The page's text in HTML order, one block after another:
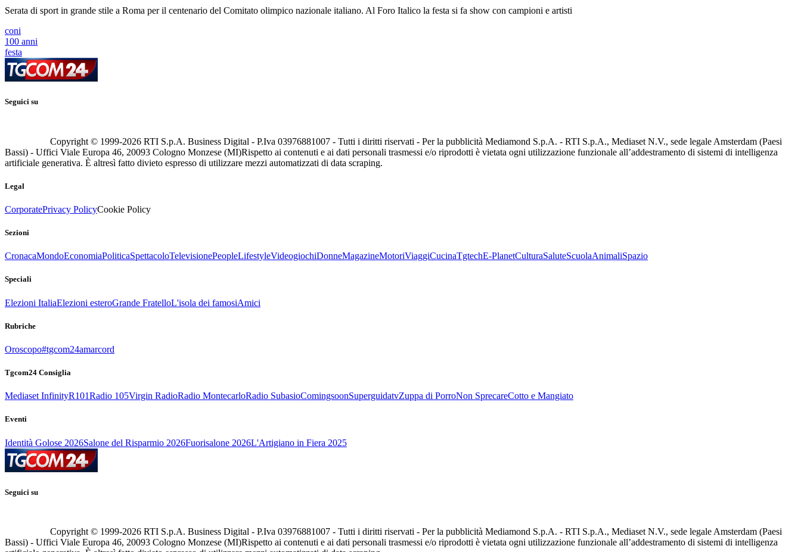
Serata di sport in grande stile a Roma per il centenario del Comitato olimpico nazionale italiano. Al Foro Italico la festa si fa show con campioni e artisti
coni
100 anni
festa
Seguici su
Copyright © 1999-2026 RTI S.p.A. Business Digital - P.Iva 03976881007 - Tutti i diritti riservati - Per la pubblicità Mediamond S.p.A. - RTI S.p.A., Mediaset N.V., sede legale Amsterdam (Paesi
Bassi) - Uffici Viale Europa 46, 20093 Cologno Monzese (MI)Rispetto ai contenuti e ai dati personali trasmessi e/o riprodotti è vietata ogni utilizzazione funzionale all’addestramento di sistemi di intelligenza
artificiale generativa. È altresì fatto divieto espresso di utilizzare mezzi automatizzati di data scraping.
Legal
CorporatePrivacy PolicyCookie Policy
Sezioni
CronacaMondoEconomiaPoliticaSpettacoloTelevisionePeopleLifestyleVideogiochiDonneMagazineMotoriViaggiCucinaTgtechE-PlanetCulturaSaluteScuolaAnimaliSpazio
Speciali
Elezioni ItaliaElezioni esteroGrande FratelloL'isola dei famosiAmici
Rubriche
Oroscopo#tgcom24amarcord
Tgcom24 Consiglia
Mediaset InfinityR101Radio 105Virgin RadioRadio MontecarloRadio SubasioComingsoonSuperguidatvZuppa di PorroNon SprecareCotto e Mangiato
Eventi
Identità Golose 2026Salone del Risparmio 2026Fuorisalone 2026L'Artigiano in Fiera 2025
Seguici su
Copyright © 1999-2026 RTI S.p.A. Business Digital - P.Iva 03976881007 - Tutti i diritti riservati - Per la pubblicità Mediamond S.p.A. - RTI S.p.A., Mediaset N.V., sede legale Amsterdam (Paesi
Bassi) - Uffici Viale Europa 46, 20093 Cologno Monzese (MI)Rispetto ai contenuti e ai dati personali trasmessi e/o riprodotti è vietata ogni utilizzazione funzionale all’addestramento di sistemi di intelligenza